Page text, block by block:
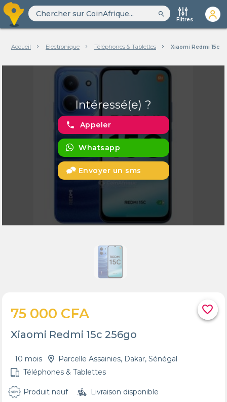
search
Filtres
Accueil Electronique Téléphones & Tablettes Xiaomi Redmi 15c
Intéressé(e) ?
phone Appeler
Whatsapp
Envoyer un sms
favorite_border
75 000 CFA
Xiaomi Redmi 15c 256go
10 mois
Parcelle Assainies, Dakar, Sénégal
Téléphones & Tablettes
Produit neuf Livraison disponible